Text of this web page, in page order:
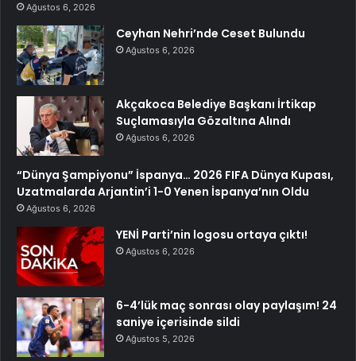
Ağustos 6, 2026
Ceyhan Nehri’nde Ceset Bulundu
Ağustos 6, 2026
Akçakoca Belediye Başkanı İrtikap
Suçlamasıyla Gözaltına Alındı
Ağustos 6, 2026
“Dünya Şampiyonu” İspanya… 2026 FIFA Dünya Kupası,
Uzatmalarda Arjantin’i 1-0 Yenen İspanya’nın Oldu
Ağustos 6, 2026
YENİ Parti’nin logosu ortaya çıktı!
Ağustos 6, 2026
6-4’lük maç sonrası olay paylaşım! 24
saniye içerisinde sildi
Ağustos 5, 2026